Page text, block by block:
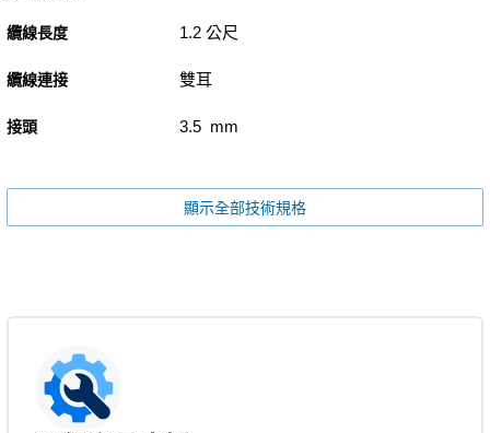
纜線長度 1.2 公尺
纜線連接 雙耳
接頭 3.5 mm
顯示全部技術規格